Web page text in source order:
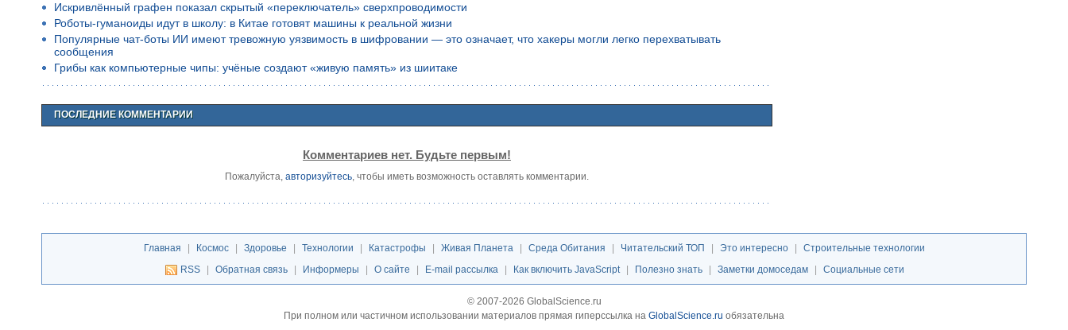
Искривлённый графен показал скрытый «переключатель» сверхпроводимости
Роботы-гуманоиды идут в школу: в Китае готовят машины к реальной жизни
Популярные чат-боты ИИ имеют тревожную уязвимость в шифровании — это означает, что хакеры могли легко перехватывать
сообщения
Грибы как компьютерные чипы: учёные создают «живую память» из шиитаке
ПОСЛЕДНИЕ КОММЕНТАРИИ
Комментариев нет. Будьте первым!
Пожалуйста, авторизуйтесь, чтобы иметь возможность оставлять комментарии.
Главная Космос Здоровье Технологии Катастрофы Живая Планета Среда Обитания Читательский ТОП Это интересно
Строительные технологии
RSS
Обратная связь Информеры О сайте E-mail рассылка Как включить JavaScript Полезно знать Заметки домоседам Социальные сети
© 2007-2026 GlobalScience.ru
При полном или частичном использовании материалов прямая гиперссылка на GlobalScience.ru обязательна